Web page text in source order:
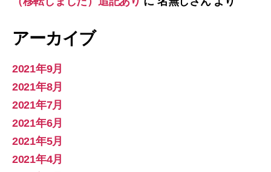
アーカイブ
2021年9月
2021年8月
2021年7月
2021年6月
2021年5月
2021年4月